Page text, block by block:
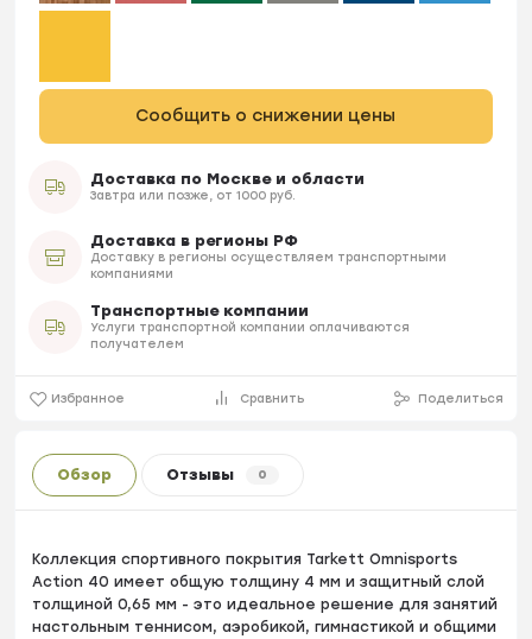
Сообщить о снижении цены
Доставка по Москве и области
Завтра или позже, от 1000 руб.
Доставка в регионы РФ
Доставку в регионы осуществляем транспортными
компаниями
Транспортные компании
Услуги транспортной компании оплачиваются
получателем
Избранное Сравнить Поделиться
Обзор Отзывы 0
Коллекция спортивного покрытия Tarkett Omnisports
Action 40 имеет общую толщину 4 мм и защитный слой
толщиной 0,65 мм - это идеальное решение для занятий
настольным теннисом, аэробикой, гимнастикой и общими